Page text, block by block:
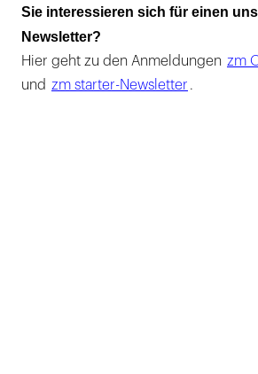
Sie interessieren sich für einen
Newsletter?
Hier geht zu den Anmeldungen zm
und zm starter-Newsletter .